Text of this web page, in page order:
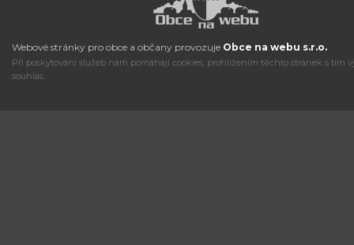
Webové stránky pro obce a občany provozuje Obce na webu s.r.o.
Při poskytování služeb nám pomáhají cookies, prohlížením těchto stránek s tím
souhlas.